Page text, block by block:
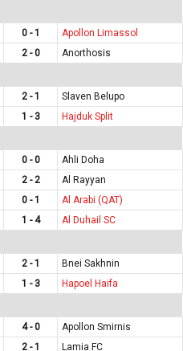
0 - 1
Apollon Limassol
2 - 0
Anorthosis
2 - 1
Slaven Belupo
1 - 3
Hajduk Split
0 - 0
Ahli Doha
2 - 2
Al Rayyan
0 - 1
Al Arabi (QAT)
1 - 4
Al Duhail SC
2 - 1
Bnei Sakhnin
1 - 3
Hapoel Haifa
4 - 0
Apollon Smirnis
2 - 1
Lamia FC